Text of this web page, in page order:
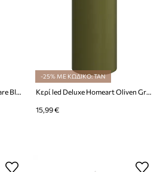
-25% ΜΕ ΚΩΔΙΚΟ: TAN
15,99 €